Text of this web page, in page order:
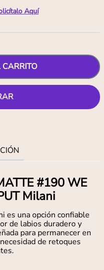
Aquí
#190 WE
Milani
es una opción confiable
de labios duradero y
para permanecer en
de retoques